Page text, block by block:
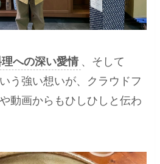
理への深い愛情 、そして
う強い想いが、クラウドフ
動画からもひしひしと伝わ